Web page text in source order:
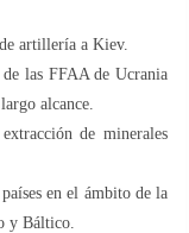
artillería a Kiev.
las FFAA de Ucrania
alcance.
de minerales
en el ámbito de la
y Báltico.